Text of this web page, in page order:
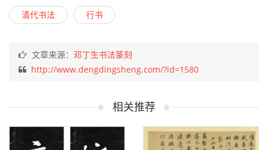
清代书法 行书
文章来源： 邓丁生书法篆刻
http://www.dengdingsheng.com/?id=1580
相关推荐